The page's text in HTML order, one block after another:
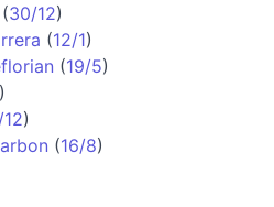
(30/12)
(12/1)
(19/5)
)
)
(16/8)